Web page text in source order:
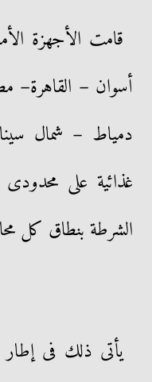
قامت الأجهزة
أسوان – القاهرة–
دمياط – شمال
غذائية على
الشرطة بنطاق كل
يأتى ذلك فى